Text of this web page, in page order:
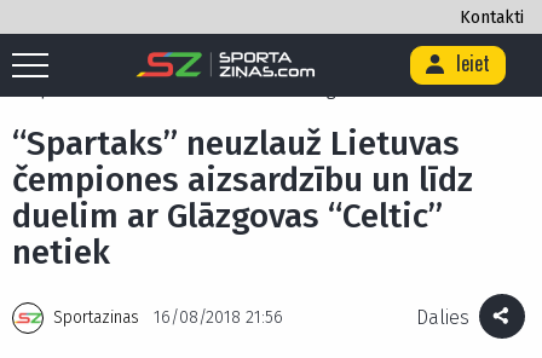
Kontakti
Ieiet
Sākums / Futbola Virslīga /
“Spartaks” neuzlauž Lietuvas
čempiones aizsardzību un līdz duelim ar Glāzgovas “Celtic” netiek
“Spartaks” neuzlauž Lietuvas
čempiones aizsardzību un līdz
duelim ar Glāzgovas “Celtic”
netiek
Sportazinas 16/08/2018 21:56 Dalies